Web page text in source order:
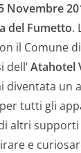
Novembre
del Fumetto.
il Comune
dell’Atahotel
diventata un
tutti gli
altri
e